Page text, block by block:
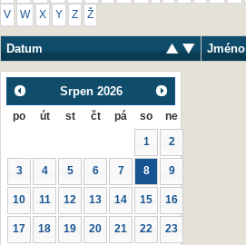
V W X Y Z Ž
Datum Jméno
Srpen 2026
po út st čt pá so ne
1 2
3 4 5 6 7 8 9
10 11 12 13 14 15 16
17 18 19 20 21 22 23